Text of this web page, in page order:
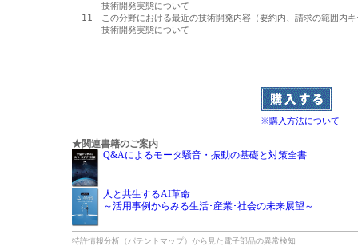
技術開発実態について
11　この分野における最近の技術開発内容（要約内、請求の範囲内
技術開発実態について
※購入方法について
★関連書籍のご案内
Q&Aによるモータ騒音・振動の基礎と対策全書
人と共生するAI革命
～活用事例からみる生活･産業･社会の未来展望～
特許情報分析（パテントマップ）から見た電子部品の異常検知